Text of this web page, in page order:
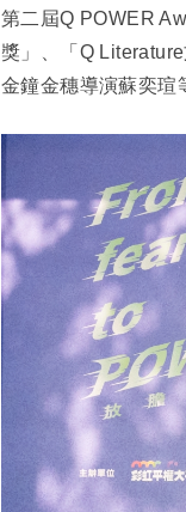
第二屆Q POWER
獎」、「Q
金鐘金穗導演蘇奕瑄